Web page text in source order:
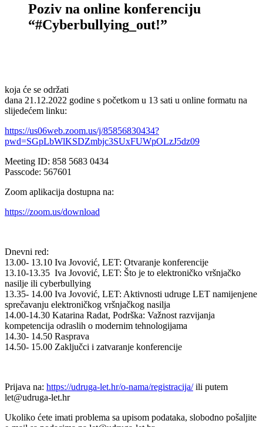
Poziv na online konferenciju
“#Cyberbullying_out!”
koja će se održati
dana 21.12.2022 godine s početkom u 13 sati u online formatu na
slijedećem linku:
https://us06web.zoom.us/j/85856830434?
pwd=SGpLbWlKSDZmbjc3SUxFUWpOLzJ5dz09
Meeting ID: 858 5683 0434
Passcode: 567601
Zoom aplikacija dostupna na:
https://zoom.us/download
Dnevni red:
13.00- 13.10 Iva Jovović, LET: Otvaranje konferencije
13.10-13.35 Iva Jovović, LET: Što je to elektroničko vršnjačko
nasilje ili cyberbullying
13.35- 14.00 Iva Jovović, LET: Aktivnosti udruge LET namijenjene
sprečavanju elektroničkog vršnjačkog nasilja
14.00-14.30 Katarina Radat, Podrška: Važnost razvijanja
kompetencija odraslih o modernim tehnologijama
14.30- 14.50 Rasprava
14.50- 15.00 Zaključci i zatvaranje konferencije
Prijava na: https://udruga-let.hr/o-nama/registracija/ili putem
let@udruga-let.hr
Ukoliko ćete imati problema sa upisom podataka, slobodno pošaljite